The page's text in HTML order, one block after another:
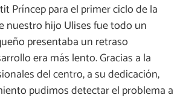
Príncep para el primer ciclo de la
nuestro hijo Ulises fue todo un
presentaba un retraso
era más lento. Gracias a la
del centro, a su dedicación,
pudimos detectar el problema a